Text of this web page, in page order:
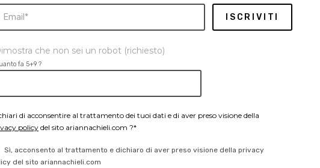
che non sei un robot (richiesto)
fa 5+9 ?
di acconsentire al trattamento dei tuoi dati e di aver preso visione della
policydel sito ariannachieli.com ?*
Sì, acconsento al trattamento e dichiaro di aver preso visione della privacy
del sito ariannachieli.com